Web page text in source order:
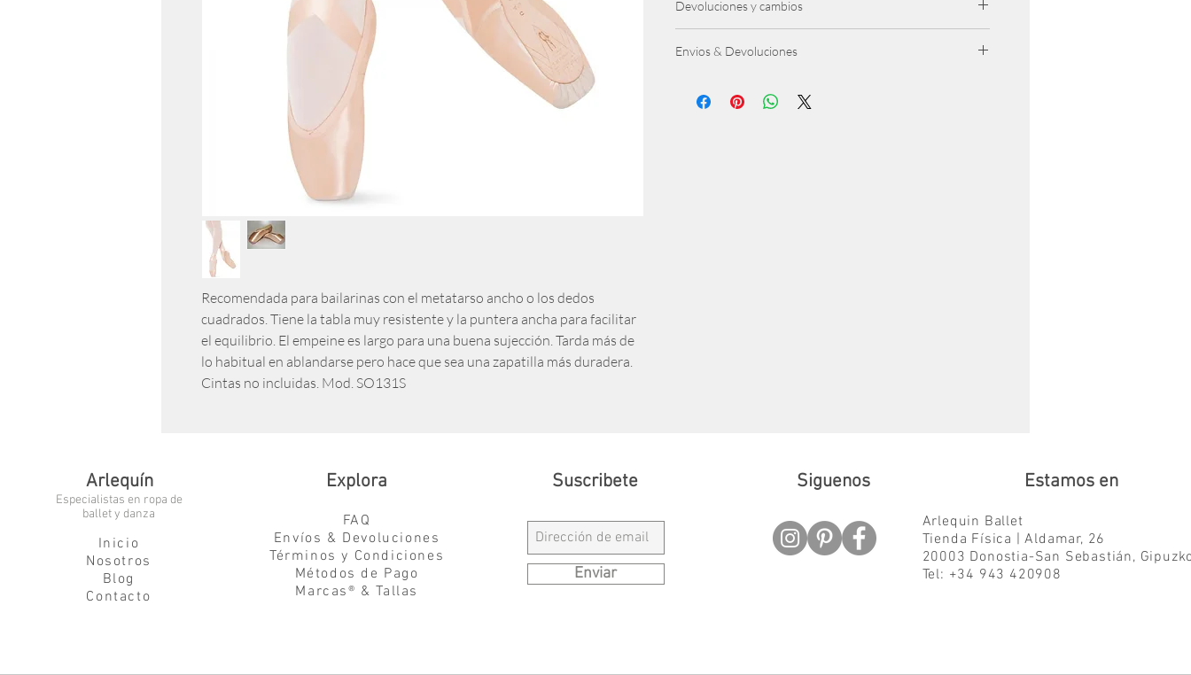
Recomendada para bailarinas con el metatarso ancho o los dedos
cuadrados. Tiene la tabla muy resistente y la puntera ancha para facilitar
el equilibrio. El empeine es largo para una buena sujección. Tarda más de
lo habitual en ablandarse pero hace que sea una zapatilla más duradera.
Cintas no incluidas. Mod. SO131S
Devoluciones y cambios
Envios & Devoluciones
4,95€ península y Baleares
Arlequín
Especialistas en ropa de
ballet y danza
Inicio
Nosotros
Blog
Contacto
Explora
FAQ
Envíos & Devoluciones
Términos y Condiciones
Métodos de Pago
Marcas® & Tallas
Suscribete
Enviar
Siguenos Estamos en
Arlequin Ballet
Tienda Física | Aldamar, 26
20003 Donostia-San Sebastián,
Tel: +34 943 420908